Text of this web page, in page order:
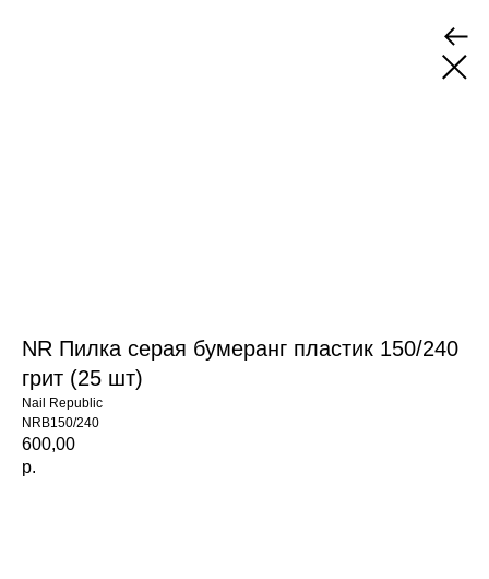
NR Пилка серая бумеранг пластик 150/240
грит (25 шт)
Nail Republic
NRB150/240
600,00
р.